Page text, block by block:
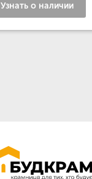
Узнать о наличии